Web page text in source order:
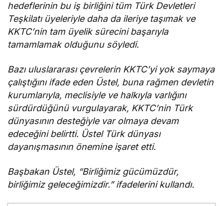
hedeflerinin bu iş birliğini tüm Türk Devletleri
Teşkilatı üyeleriyle daha da ileriye taşımak ve
KKTC’nin tam üyelik sürecini başarıyla
tamamlamak olduğunu söyledi.
Bazı uluslararası çevrelerin KKTC’yi yok saymaya
çalıştığını ifade eden Üstel, buna rağmen devletin
kurumlarıyla, meclisiyle ve halkıyla varlığını
sürdürdüğünü vurgulayarak, KKTC’nin Türk
dünyasının desteğiyle var olmaya devam
edeceğini belirtti. Üstel Türk dünyası
dayanışmasının önemine işaret etti.
Başbakan Üstel, “Birliğimiz gücümüzdür,
birliğimiz geleceğimizdir.” ifadelerini kullandı.